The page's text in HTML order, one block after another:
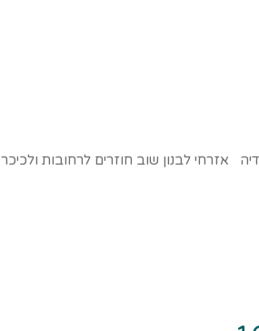
אזרחי לבנון שוב חוזרים לרחובות ולכיכר